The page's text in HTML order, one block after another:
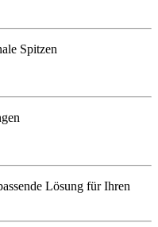
Spitzen
Lösung für Ihren